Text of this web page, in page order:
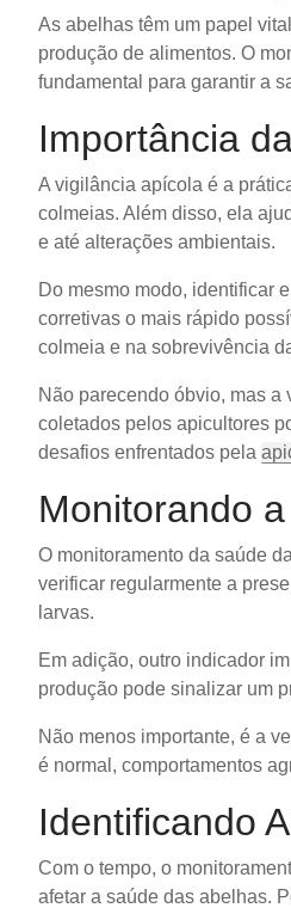
As abelhas têm um papel
produção de alimentos. O
fundamental para garantir a
Importância
A vigilância apícola é a
colmeias. Além disso, ela
e até alterações ambientais.
Do mesmo modo, identificar
corretivas o mais rápido
colmeia e na sobrevivência
Não parecendo óbvio, mas
coletados pelos apicultores
desafios enfrentados pela
Monitorando
O monitoramento da saúde
verificar regularmente a
larvas.
Em adição, outro indicador
produção pode sinalizar um
Não menos importante, é a
é normal, comportamentos
Identificando
Com o tempo, o
afetar a saúde das abelhas.